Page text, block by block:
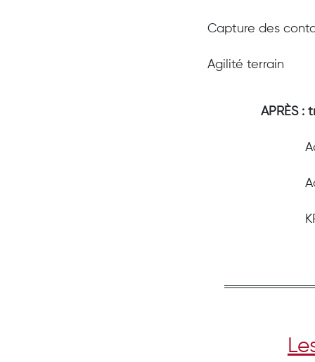
Capture des
Agilité terrain
APRÈS :